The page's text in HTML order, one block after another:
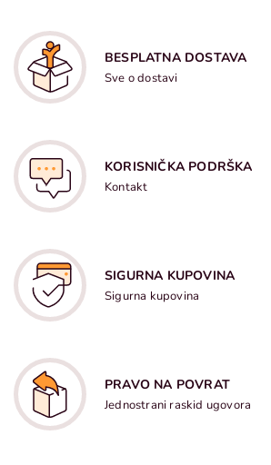
BESPLATNA DOSTAVA
Sve o dostavi
KORISNIČKA PODRŠKA
Kontakt
SIGURNA KUPOVINA
Sigurna kupovina
PRAVO NA POVRAT
Jednostrani raskid ugovora